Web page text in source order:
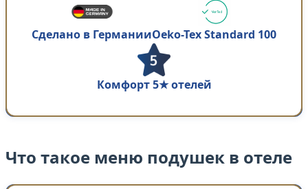
Сделано в ГерманииOeko-Tex Standard 100
Комфорт 5★ отелей
Что такое меню подушек в отеле